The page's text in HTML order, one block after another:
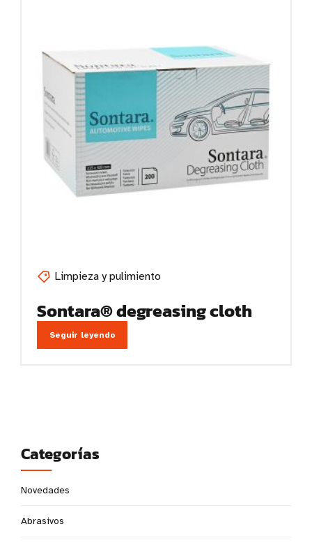
Limpieza y pulimiento
Sontara® degreasing cloth
Seguir leyendo
Categorías
Novedades
Abrasivos